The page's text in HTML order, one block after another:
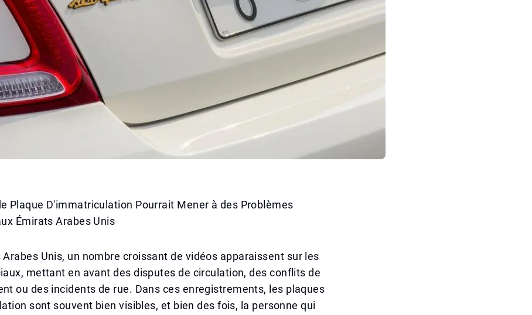
Plaque D'immatriculation Pourrait Mener à des Problèmes
Émirats Arabes Unis
Unis, un nombre croissant de vidéos apparaissent sur les
mettant en avant des disputes de circulation, des conflits de
ou des incidents de rue. Dans ces enregistrements, les plaques
sont souvent bien visibles, et bien des fois, la personne qui